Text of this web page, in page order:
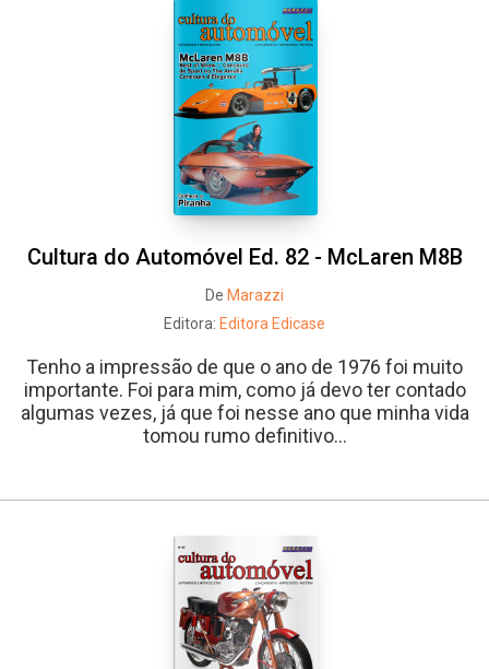
Cultura do Automóvel Ed. 82 - McLaren M8B
De Marazzi
Editora: Editora Edicase
Tenho a impressão de que o ano de 1976 foi muito
importante. Foi para mim, como já devo ter contado
algumas vezes, já que foi nesse ano que minha vida
tomou rumo definitivo...